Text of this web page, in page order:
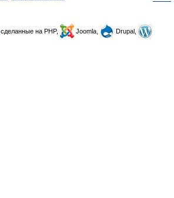
, сделанные на PHP, Joomla,
Drupal,